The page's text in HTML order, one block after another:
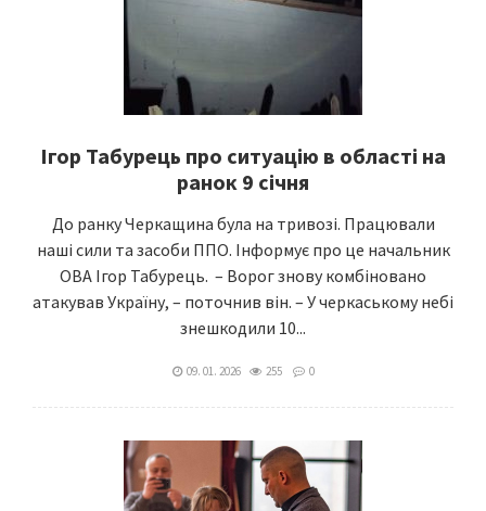
Ігор Табурець про ситуацію в області на
ранок 9 січня
До ранку Черкащина була на тривозі. Працювали
наші сили та засоби ППО. Інформує про це начальник
ОВА Ігор Табурець. – Ворог знову комбіновано
атакував Україну, – поточнив він. – У черкаському небі
знешкодили 10...
09. 01. 2026 255 0